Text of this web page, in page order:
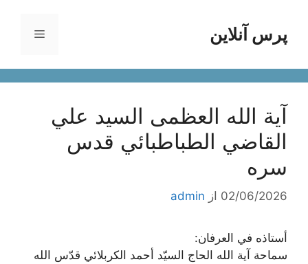
محتواپرس آنلاین فهرست
آية الله العظمى السيد علي
القاضي الطباطبائي قدس
سره
02/06/2026 از admin
أستاذه في العرفان:
سماحة آية ‌الله الحاج السيّد أحمد الكربلائي قدّس الله